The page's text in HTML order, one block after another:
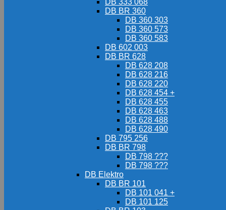
DB 333 068
DB BR 360
DB 360 303
DB 360 573
DB 360 583
DB 602 003
DB BR 628
DB 628 208
DB 628 216
DB 628 220
DB 628 454 +
DB 628 455
DB 628 463
DB 628 488
DB 628 490
DB 795 256
DB BR 798
DB 798 ???
DB 798 ???
DB Elektro
DB BR 101
DB 101 041 +
DB 101 125